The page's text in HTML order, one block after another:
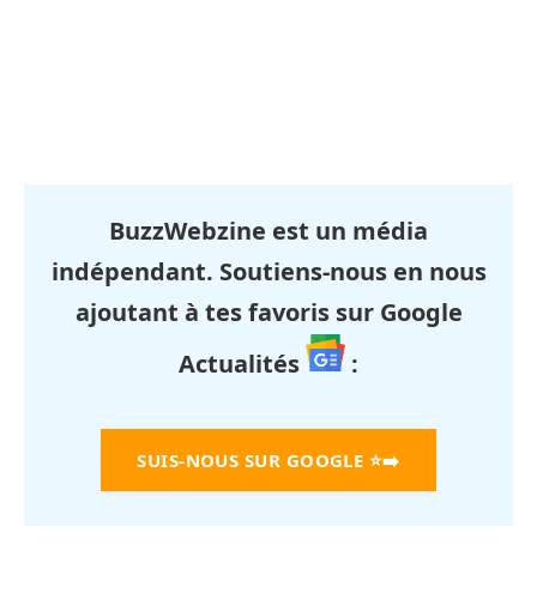
BuzzWebzine est un média
indépendant. Soutiens-nous en nous
ajoutant à tes favoris sur Google
Actualités
:
SUIS-NOUS SUR GOOGLE ⭐➡️